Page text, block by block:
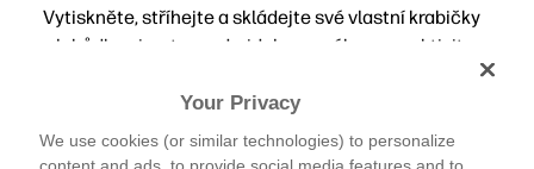
Vytiskněte, stříhejte a skládejte své vlastní krabičky
s lahůdkami ve tvaru dreidelu pro zábavnou aktivitu
Připraveno během několika minut - stačí vytisknout
Udržuje děti zapojené do praktického řemesla při
Your Privacy
We use cookies (or similar technologies) to personalize
content and ads, to provide social media features and to